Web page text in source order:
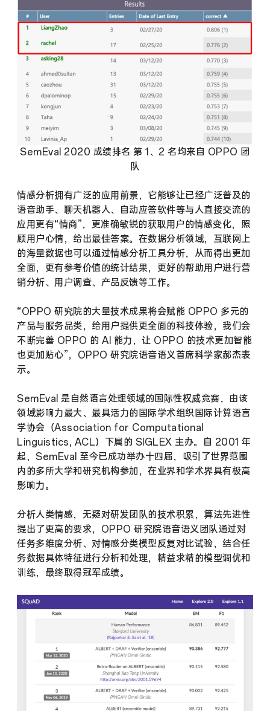
SemEval 2020 成绩排名 第 1、2 名均来自 OPPO 团
队
情感分析拥有广泛的应用前景，它能够让已经广泛普及的
语音助手、聊天机器人、自动应答软件等与人直接交流的
应用更有“情商”，更准确敏锐的获取用户的情感变化，照
顾用户心情，给出最佳答案。在数据分析领域，互联网上
的海量数据也可以通过情感分析工具分析，从而得出更加
全面，更有参考价值的统计结果，更好的帮助用户进行营
销分析、用户调查、产品反馈等工作。
“OPPO 研究院的大量技术成果将会赋能 OPPO 多元的
产品与服务品类，给用户提供更全面的科技体验，我们会
不断完善 OPPO 的 AI 能力，让 OPPO 的技术更加智能
也更加贴心”，OPPO 研究院语音语义首席科学家郝杰表
示。
SemEval 是自然语言处理领域的国际性权威竞赛，由该
领域影响力最大、最具活力的国际学术组织国际计算语言
学协会（Association for Computational
Linguistics, ACL）下属的 SIGLEX 主办。自 2001 年
起，SemEval 至今已成功举办十四届，吸引了世界范围
内的多所大学和研究机构参加，在业界和学术界具有极高
影响力。
分析人类情感，无疑对研发团队的技术积累，算法先进性
提出了更高的要求，OPPO 研究院语音语义团队通过对
任务多维度分析、对情感分类模型反复对比试验，结合任
务数据具体特征进行分析和处理，精益求精的模型调优和
训练，最终取得冠军成绩。